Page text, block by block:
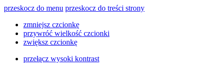
przeskocz do menu przeskocz do treści strony
zmniejsz czcionkę
przywróć wielkość czcionki
zwiększ czcionkę
przełącz wysoki kontrast